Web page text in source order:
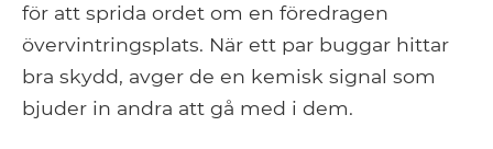
för att sprida ordet om en föredragen
övervintringsplats. När ett par buggar hittar
bra skydd, avger de en kemisk signal som
bjuder in andra att gå med i dem.